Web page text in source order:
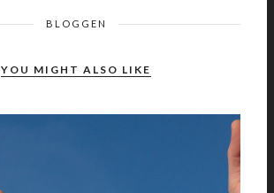
BLOGGEN
YOU MIGHT ALSO LIKE